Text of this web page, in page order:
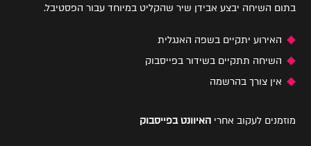
בתום השיחה יבצע אבידן שיר שהקליט במיוחד עבור הפסטיבל.
האירוע יתקיים בשפה האנגלית
השיחה תתקיים בשידור בפייסבוק
אין צורך בהרשמה
מוזמנים לעקוב אחריהאיוונט בפייסבוק